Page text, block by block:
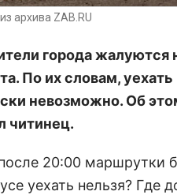
архива ZAB.RU
города жалуются
По их словам,
невозможно. Об
читинец.
20:00 маршрутки
уехать нельзя? Где